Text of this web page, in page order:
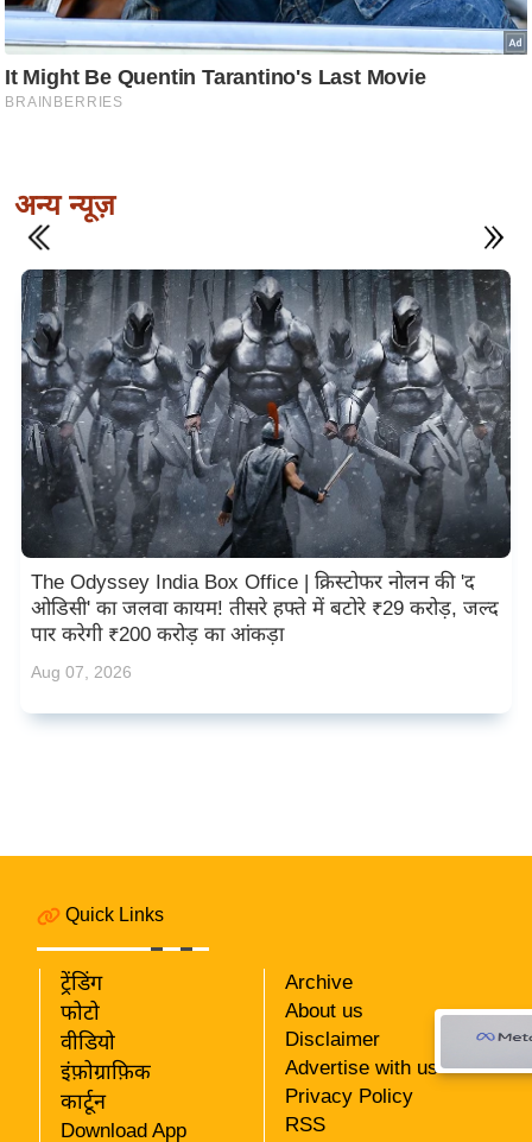
अन्य न्यूज़
The Odyssey India Box Office | क्रिस्टोफर नोलन की 'द
ओडिसी' का जलवा कायम! तीसरे हफ्ते में बटोरे ₹29 करोड़, जल्द
पार करेगी ₹200 करोड़ का आंकड़ा
Aug 07, 2026
Quick Links
ट्रेंडिंग
फोटो
वीडियो
इंफ़ोग्राफ़िक
कार्टून
Download App
Archive
About us
Disclaimer
Advertise with us
Privacy Policy
RSS